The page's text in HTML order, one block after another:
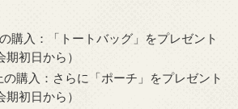
購入：「トートバッグ」をプレゼント
期初日から）
購入：さらに「ポーチ」をプレゼント
期初日から）